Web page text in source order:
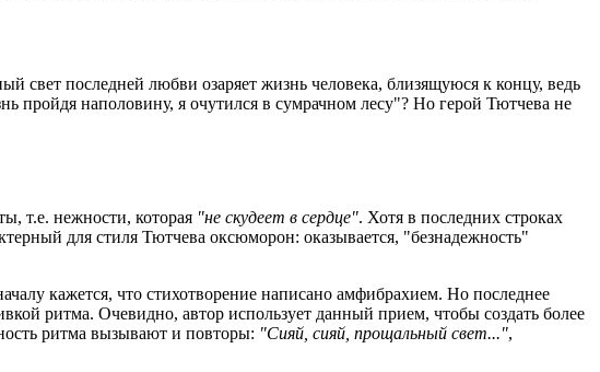
свет последней любви озаряет жизнь человека, близящуюся к концу, ведь
пройдя наполовину, я очутился в сумрачном лесу"? Но герой Тютчева не
т.е. нежности, которая "не скудеет в сердце". Хотя в последних строках
для стиля Тютчева оксюморон: оказывается, "безнадежность"
кажется, что стихотворение написано амфибрахием. Но последнее
ритма. Очевидно, автор использует данный прием, чтобы создать более
ритма вызывают и повторы: "Сияй, сияй, прощальный свет...",